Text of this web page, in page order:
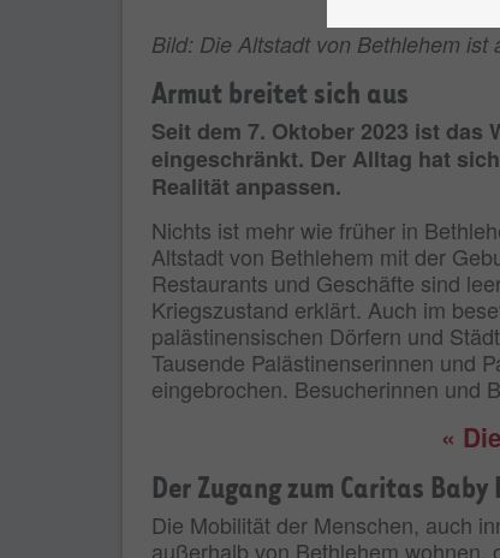
Bild: Die Altstadt von Bethlehem
Armut breitet sich aus
Seit dem 7. Oktober 2023 ist
eingeschränkt. Der Alltag hat
Realität anpassen.
Nichts ist mehr wie früher in
Altstadt von Bethlehem mit der
Restaurants und Geschäfte sind
Kriegszustand erklärt. Auch im
palästinensischen Dörfern und
Tausende Palästinenserinnen und
eingebrochen. Besucherinnen und
«
Der Zugang zum Caritas
Die Mobilität der Menschen, auch
außerhalb von Bethlehem